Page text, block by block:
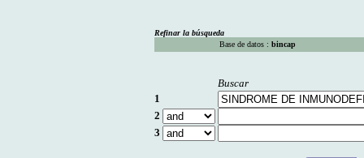
Refinar la búsqueda
Base de datos : bincap
Buscar
1
2
3